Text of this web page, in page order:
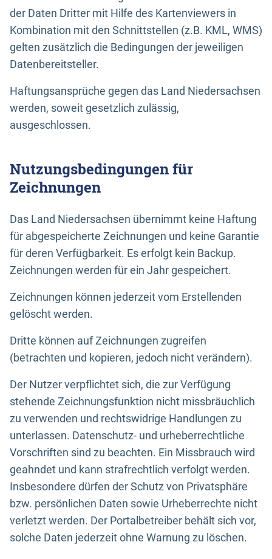
der Daten Dritter mit Hilfe des Kartenviewers in
Kombination mit den Schnittstellen (z.B. KML, WMS)
gelten zusätzlich die Bedingungen der jeweiligen
Datenbereitsteller.
Haftungsansprüche gegen das Land Niedersachsen
werden, soweit gesetzlich zulässig,
ausgeschlossen.
Nutzungsbedingungen für
Zeichnungen
Das Land Niedersachsen übernimmt keine Haftung
für abgespeicherte Zeichnungen und keine Garantie
für deren Verfügbarkeit. Es erfolgt kein Backup.
Zeichnungen werden für ein Jahr gespeichert.
Zeichnungen können jederzeit vom Erstellenden
gelöscht werden.
Dritte können auf Zeichnungen zugreifen
(betrachten und kopieren, jedoch nicht verändern).
Der Nutzer verpflichtet sich, die zur Verfügung
stehende Zeichnungsfunktion nicht missbräuchlich
zu verwenden und rechtswidrige Handlungen zu
unterlassen. Datenschutz- und urheberrechtliche
Vorschriften sind zu beachten. Ein Missbrauch wird
geahndet und kann strafrechtlich verfolgt werden.
Insbesondere dürfen der Schutz von Privatsphäre
bzw. persönlichen Daten sowie Urheberrechte nicht
verletzt werden. Der Portalbetreiber behält sich vor,
solche Daten jederzeit ohne Warnung zu löschen.